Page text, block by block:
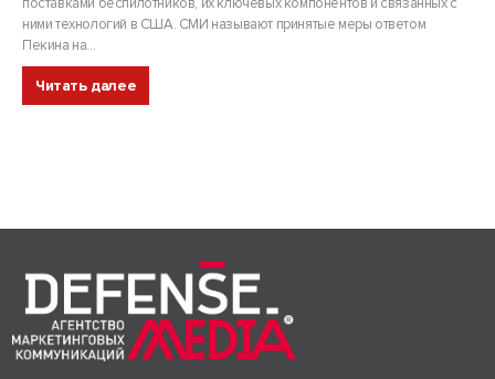
ними технологий в США. СМИ называют принятые меры ответом
Пекина на...
Читать далее